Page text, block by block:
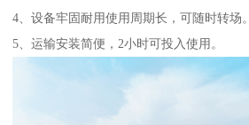
4、设备牢固耐用使用周期长，可随时转场。
5、运输安装简便，2小时可投入使用。